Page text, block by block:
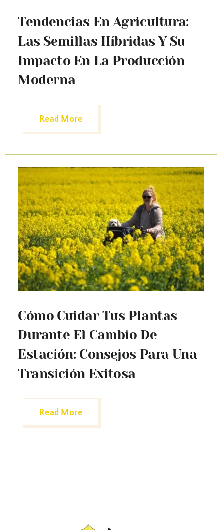
Tendencias En Agricultura:
Las Semillas Híbridas Y Su
Impacto En La Producción
Moderna
Read More
Cómo Cuidar Tus Plantas
Durante El Cambio De
Estación: Consejos Para Una
Transición Exitosa
Read More